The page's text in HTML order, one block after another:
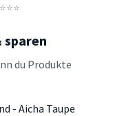
du Produkte
- Aicha Taupe